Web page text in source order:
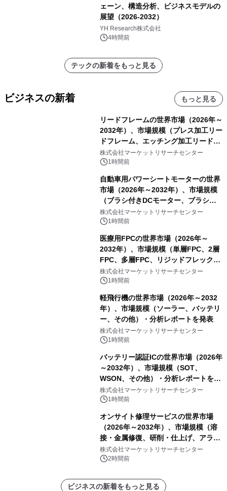
ェーン、構造分析、ビジネスモデルの
展望（2026-2032）
YH Research株式会社
4時間前
テックの新着をもっと見る
ビジネスの新着 もっと見る
リードフレームの世界市場（2026年～
2032年）、市場規模（プレス加工リー
ドフレーム、エッチング加工リードフ
レーム）・分析レポートを発表
株式会社マーケットリサーチセンター
1時間前
自動車用パワーシートモーターの世界
市場（2026年～2032年）、市場規模
（ブラシ付きDCモーター、ブラシレ
スDCモーター）・分析レポートを発
表
株式会社マーケットリサーチセンター
1時間前
医療用FPCの世界市場（2026年～
2032年）、市場規模（単層FPC、2層
FPC、多層FPC、リジッドフレックス
PCB）・分析レポートを発表
株式会社マーケットリサーチセンター
1時間前
軽飛行機の世界市場（2026年～2032
年）、市場規模（ソーラー、バッテリ
ー、その他）・分析レポートを発表
株式会社マーケットリサーチセンター
1時間前
バッテリー認証ICの世界市場（2026年
～2032年）、市場規模（SOT、
WSON、その他）・分析レポートを発
表
株式会社マーケットリサーチセンター
1時間前
オンサイト修理サービスの世界市場
（2026年～2032年）、市場規模（溶
接・金属修復、研削・仕上げ、アライ
メント、その他）・分析レポートを発
表
株式会社マーケットリサーチセンター
2時間前
ビジネスの新着をもっと見る